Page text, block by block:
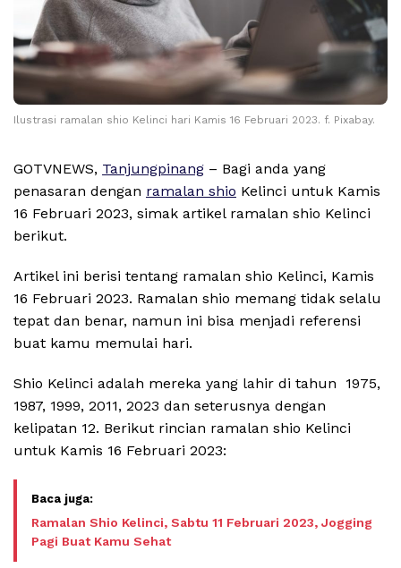
Ilustrasi ramalan shio Kelinci hari Kamis 16 Februari 2023. f. Pixabay.
GOTVNEWS, Tanjungpinang – Bagi anda yang
penasaran dengan ramalan shio Kelinci untuk Kamis
16 Februari 2023, simak artikel ramalan shio Kelinci
berikut.
Artikel ini berisi tentang ramalan shio Kelinci, Kamis
16 Februari 2023. Ramalan shio memang tidak selalu
tepat dan benar, namun ini bisa menjadi referensi
buat kamu memulai hari.
Shio Kelinci adalah mereka yang lahir di tahun 1975,
1987, 1999, 2011, 2023 dan seterusnya dengan
kelipatan 12. Berikut rincian ramalan shio Kelinci
untuk Kamis 16 Februari 2023:
Ramalan Shio Kelinci, Sabtu 11 Februari 2023, Jogging
Pagi Buat Kamu Sehat